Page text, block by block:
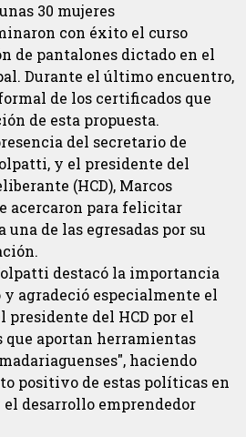
30 mujeres
con éxito el curso
de pantalones dictado en el
Durante el último encuentro,
de los certificados que
de esta propuesta.
del secretario de
y el presidente del
(HCD), Marcos
acercaron para felicitar
una de las egresadas por su
destacó la importancia
agradeció especialmente el
presidente del HCD por el
que aportan herramientas
haciendo
positivo de estas políticas en
desarrollo emprendedor